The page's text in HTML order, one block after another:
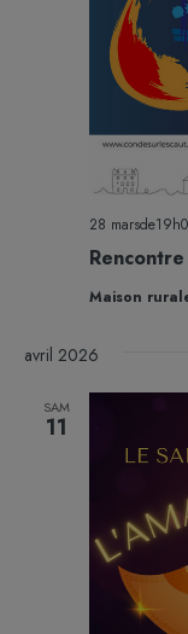
28
Maison
avril 2026
SAM
11